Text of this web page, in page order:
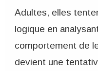
Adultes, elles
logique en
comportement de
devient une